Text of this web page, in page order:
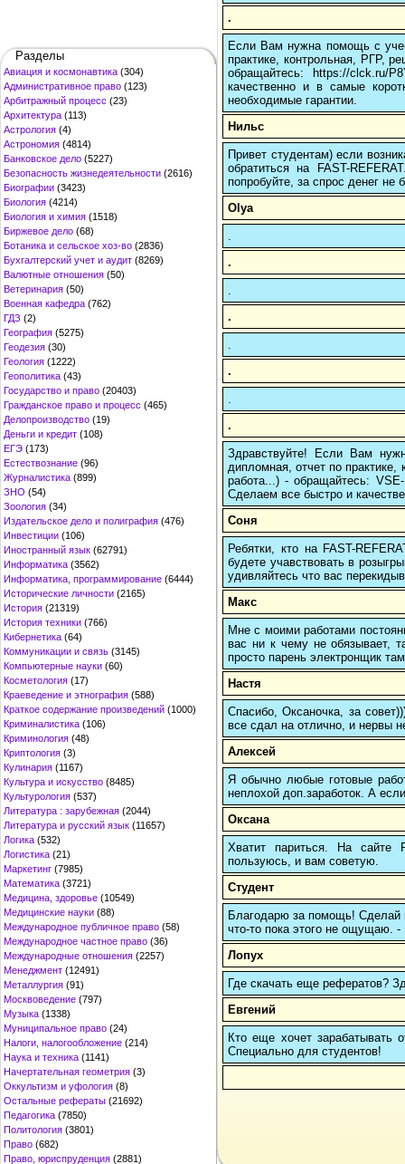
Разделы
Авиация и космонавтика (304)
Административное право (123)
Арбитражный процесс (23)
Архитектура (113)
Астрология (4)
Астрономия (4814)
Банковское дело (5227)
Безопасность жизнедеятельности (2616)
Биографии (3423)
Биология (4214)
Биология и химия (1518)
Биржевое дело (68)
Ботаника и сельское хоз-во (2836)
Бухгалтерский учет и аудит (8269)
Валютные отношения (50)
Ветеринария (50)
Военная кафедра (762)
ГДЗ (2)
География (5275)
Геодезия (30)
Геология (1222)
Геополитика (43)
Государство и право (20403)
Гражданское право и процесс (465)
Делопроизводство (19)
Деньги и кредит (108)
ЕГЭ (173)
Естествознание (96)
Журналистика (899)
ЗНО (54)
Зоология (34)
Издательское дело и полиграфия (476)
Инвестиции (106)
Иностранный язык (62791)
Информатика (3562)
Информатика, программирование (6444)
Исторические личности (2165)
История (21319)
История техники (766)
Кибернетика (64)
Коммуникации и связь (3145)
Компьютерные науки (60)
Косметология (17)
Краеведение и этнография (588)
Краткое содержание произведений (1000)
Криминалистика (106)
Криминология (48)
Криптология (3)
Кулинария (1167)
Культура и искусство (8485)
Культурология (537)
Литература : зарубежная (2044)
Литература и русский язык (11657)
Логика (532)
Логистика (21)
Маркетинг (7985)
Математика (3721)
Медицина, здоровье (10549)
Медицинские науки (88)
Международное публичное право (58)
Международное частное право (36)
Международные отношения (2257)
Менеджмент (12491)
Металлургия (91)
Москвоведение (797)
Музыка (1338)
Муниципальное право (24)
Налоги, налогообложение (214)
Наука и техника (1141)
Начертательная геометрия (3)
Оккультизм и уфология (8)
Остальные рефераты (21692)
Педагогика (7850)
Политология (3801)
Право (682)
Право, юриспруденция (2881)
.
Если Вам нужна помощь с
практике, контрольная, РГР,
обращайтесь: https://clck.ru/
качественно и в самые
необходимые гарантии.
Нильс
Привет студентам) если
обратиться на FAST-
попробуйте, за спрос денег не
Olya
.
.
.
.
Здравствуйте! Если Вам
дипломная, отчет по
работа...) - обращайтесь:
Сделаем все быстро и
Соня
Ребятки, кто на FAST-
будете учавствовать в
удивляйтесь что вас
Макс
Мне с моими работами
вас ни к чему не обязывает,
просто парень электронщик
Настя
Спасибо, Оксаночка, за
все сдал на отлично, и нервы
Алексей
Я обычно любые готовые
неплохой доп.заработок. А
Оксана
Хватит париться. На
пользуюсь, и вам советую.
Студент
Благодарю за помощь! Сделай
что-то пока этого не ощущаю.
Лопух
Где скачать еще рефератов?
Евгений
Кто еще хочет зарабатывать
Cпециально для студентов!